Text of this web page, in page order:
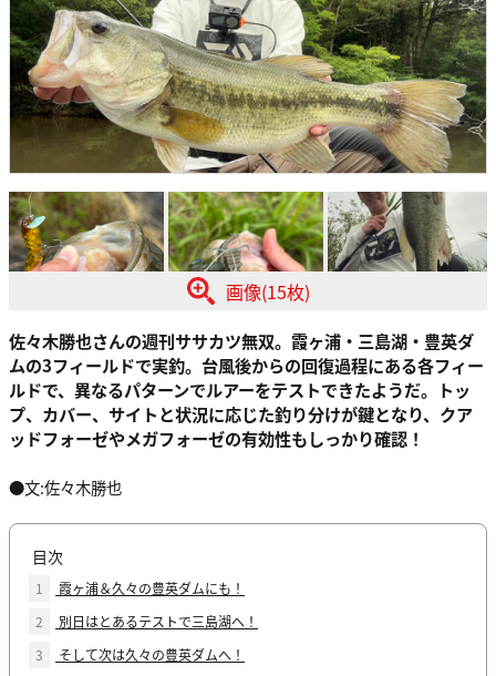
画像(15枚)
佐々木勝也さんの週刊ササカツ無双。霞ヶ浦・三島湖・豊英ダ
ムの3フィールドで実釣。台風後からの回復過程にある各フィー
ルドで、異なるパターンでルアーをテストできたようだ。トッ
プ、カバー、サイトと状況に応じた釣り分けが鍵となり、クア
ッドフォーゼやメガフォーゼの有効性もしっかり確認！
●文:佐々木勝也
目次
1
霞ヶ浦＆久々の豊英ダムにも！
2
別日はとあるテストで三島湖へ！
3
そして次は久々の豊英ダムへ！